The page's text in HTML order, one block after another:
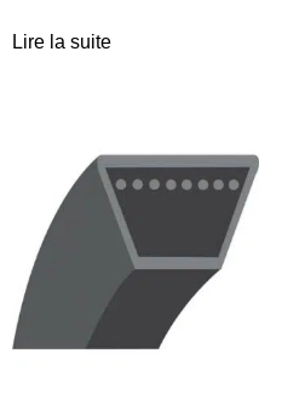
Lire la suite